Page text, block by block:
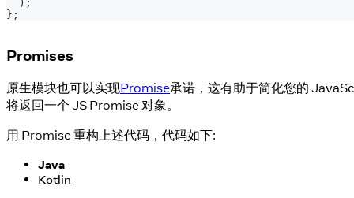
) ;
} ;
Promises
原生模块也可以实现Promise承诺，这有助于简化您的
将返回一个 JS Promise 对象。
用 Promise 重构上述代码，代码如下:
Java
Kotlin